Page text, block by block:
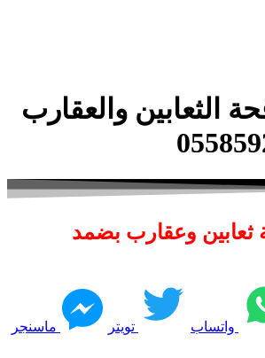
الثعابين والعقارب
وعقارب بضمد
واتساب تويتر ماسنجر